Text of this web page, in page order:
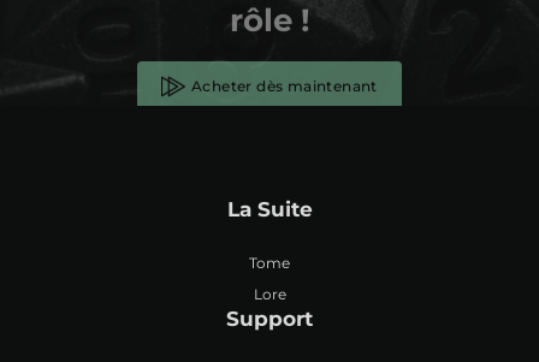
rôle !
Acheter dès maintenant
La Suite
Tome
Lore
Support